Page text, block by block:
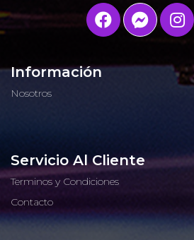
Información
Nosotros
Servicio Al Cliente
Terminos y Condiciones
Contacto